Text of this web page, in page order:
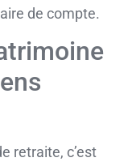
de compte.
retraite, c’est